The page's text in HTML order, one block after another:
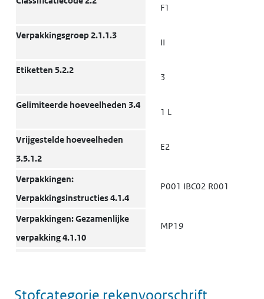
F1
Verpakkingsgroep 2.1.1.3
II
Etiketten 5.2.2
3
Gelimiteerde hoeveelheden 3.4
1 L
Vrijgestelde hoeveelheden
3.5.1.2
E2
Verpakkingen:
Verpakkingsinstructies 4.1.4
P001 IBC02 R001
Verpakkingen: Gezamenlijke
verpakking 4.1.10
MP19
4.2.5.2, 7.3.2
Stofcategorie rekenvoorschrift